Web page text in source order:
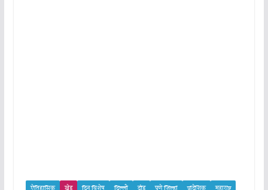
ऐतिहासिक खेड दिन विशेष दिल्ली दौंड पुणे जिल्हा प्रादेशिक
महाराष्ट्र